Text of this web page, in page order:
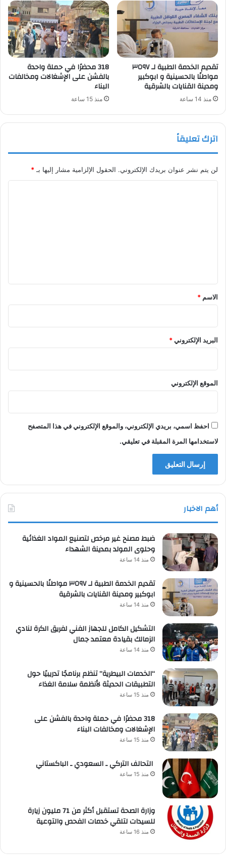
تقديم الخدمة الطبية لـ ٣٥٩٧
مواطنًا بالحسينية و ابوكبير
ومدينة القنايات بالشرقية
منذ 14 ساعة
318 محضرًا في حملة واحدة
بالفشن على الإشغالات ومخالفات
البناء
منذ 15 ساعة
اترك تعليقاً
لن يتم نشر عنوان بريدك الإلكتروني. الحقول الإلزامية مشار إليها بـ *
*
الاسم *
البريد الإلكتروني*
الموقع الإلكتروني
احفظ اسمي، بريدي الإلكتروني، والموقع الإلكتروني في هذا المتصفح
لاستخدامها المرة المقبلة في تعليقي.
أهم الاخبار
ضبط مصنح غير مرخص لتصنيع المواد الغذائية
وحلوى المولد بمدينة الشهداء
منذ 14 ساعة
تقديم الخدمة الطبية لـ ٣٥٩٧ مواطنًا بالحسينية و
ابوكبير ومدينة القنايات بالشرقية
منذ 14 ساعة
التشكيل الكامل للجهاز الفني لفريق الكرة لنادي
الزمالك بقيادة معتمد جمال
منذ 14 ساعة
“الخدمات البيطرية” تنظم برنامجًا تدريبيًا حول
التطبيقات الحديثة لأنظمة سلامة الغذاء
منذ 15 ساعة
318 محضرًا في حملة واحدة بالفشن على
الإشغالات ومخالفات البناء
منذ 15 ساعة
التحالف التركي ـ السعودي ـ الباكستاني
منذ 15 ساعة
وزارة الصحة تستقبل أكثر من 71 مليون زيارة
للسيدات لتلقي خدمات الفحص والتوعية
منذ 16 ساعة